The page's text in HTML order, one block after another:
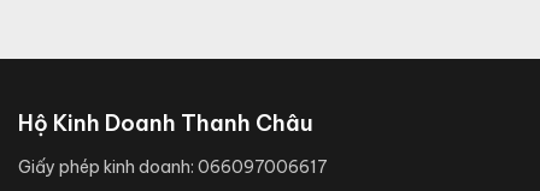
Hộ Kinh Doanh Thanh Châu
Giấy phép kinh doanh: 066097006617